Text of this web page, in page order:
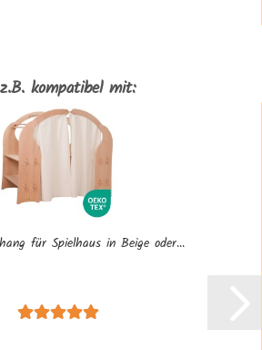
kompatibel mit:
für Spielhaus in Beige oder...